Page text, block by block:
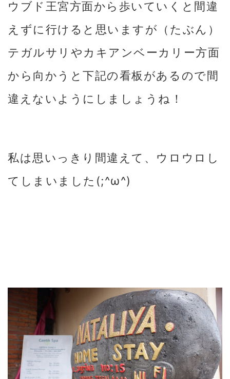
ウブド王宮方面から歩いていくと間違
えずに行けると思いますが（たぶん）
テガルサリやカキアンベーカリー方面
から向かうと下記の看板があるので間
違えないようにしましょうね！
私は思いっきり間違えて、ウロウロし
てしまいました(;^ω^)